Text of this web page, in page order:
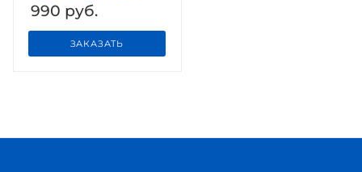
990 руб.
ЗАКАЗАТЬ